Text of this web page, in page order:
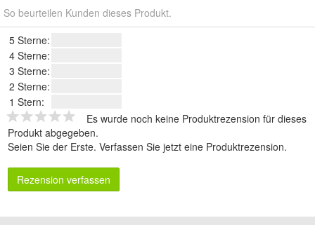
So beurteilen Kunden dieses Produkt.
5 Sterne:
4 Sterne:
3 Sterne:
2 Sterne:
1 Stern:
Es wurde noch keine Produktrezension für dieses
Produkt abgegeben.
Seien Sie der Erste. Verfassen Sie jetzt eine Produktrezension.
Rezension verfassen